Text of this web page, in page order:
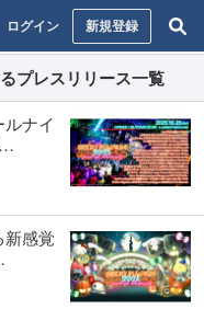
ログイン 新規登録
プレスリリース一覧
ナイ
定！
28組
感覚
ティ
定